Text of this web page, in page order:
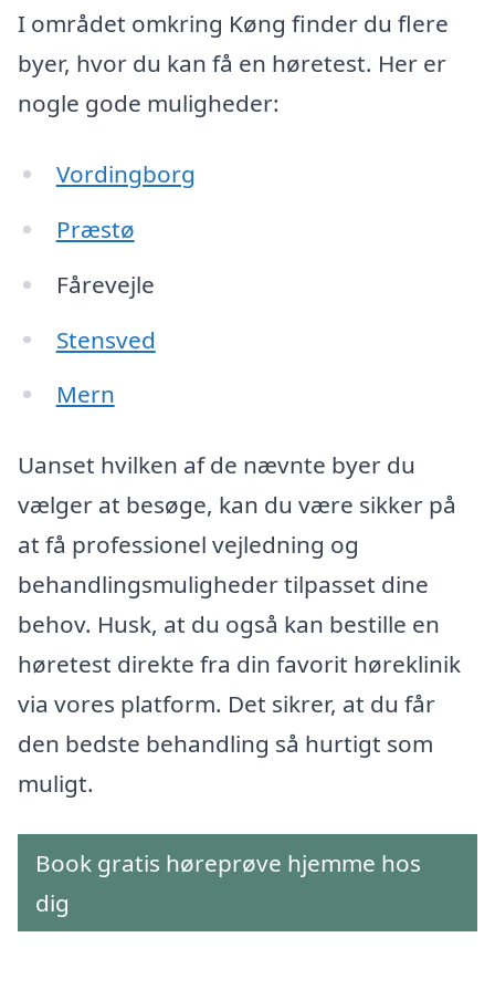
I området omkring Køng finder du flere
byer, hvor du kan få en høretest. Her er
nogle gode muligheder:
Vordingborg
Præstø
Fårevejle
Stensved
Mern
Uanset hvilken af de nævnte byer du
vælger at besøge, kan du være sikker på
at få professionel vejledning og
behandlingsmuligheder tilpasset dine
behov. Husk, at du også kan bestille en
høretest direkte fra din favorit høreklinik
via vores platform. Det sikrer, at du får
den bedste behandling så hurtigt som
muligt.
Book gratis høreprøve hjemme hos
dig